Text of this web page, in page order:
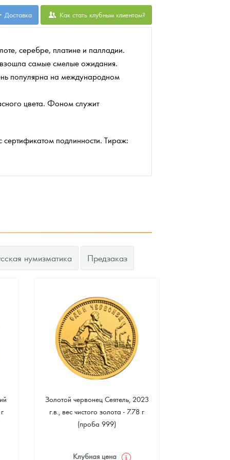
Доставка Как стать клубным клиентом?
серебре, платине и палладии.
самые смелые ожидания.
популярна на международном
цвета. Фоном служит
подлинности. Тираж:
нумизматика Предзаказ
Золотой червонец Сеятель, 2023
г.в., вес чистого золота - 7.78 г
(проба 999)
Клубная цена